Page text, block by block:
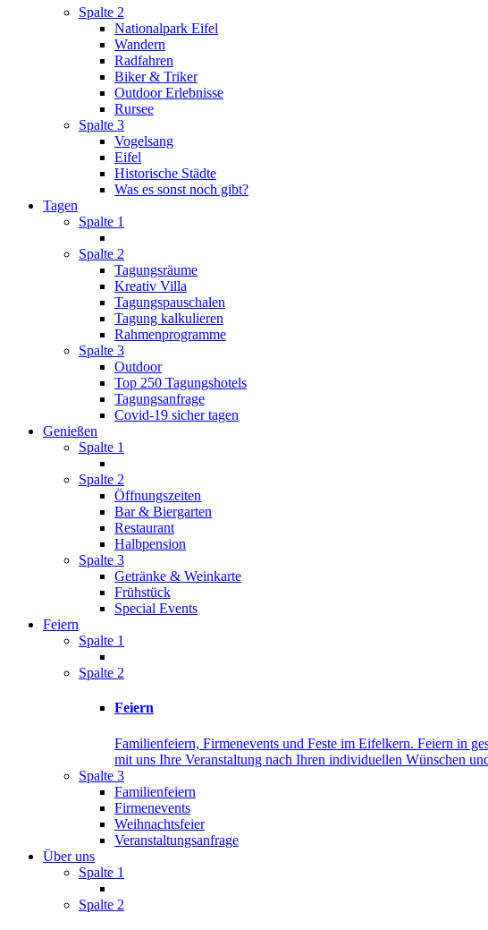
Spalte 2
Nationalpark Eifel
Wandern
Radfahren
Biker & Triker
Outdoor Erlebnisse
Rursee
Spalte 3
Vogelsang
Eifel
Historische Städte
Was es sonst noch gibt?
Tagen
Spalte 1
Spalte 2
Tagungsräume
Kreativ Villa
Tagungspauschalen
Tagung kalkulieren
Rahmenprogramme
Spalte 3
Outdoor
Top 250 Tagungshotels
Tagungsanfrage
Covid-19 sicher tagen
Genießen
Spalte 1
Spalte 2
Öffnungszeiten
Bar & Biergarten
Restaurant
Halbpension
Spalte 3
Getränke & Weinkarte
Frühstück
Special Events
Feiern
Spalte 1
Spalte 2
Feiern
Familienfeiern, Firmenevents und Feste im Eifelkern. Feiern in
mit uns Ihre Veranstaltung nach Ihren individuellen Wünschen
Spalte 3
Familienfeiern
Firmenevents
Weihnachtsfeier
Veranstaltungsanfrage
Über uns
Spalte 1
Spalte 2